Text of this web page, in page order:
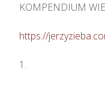
KOMPENDIUM
https://
1.